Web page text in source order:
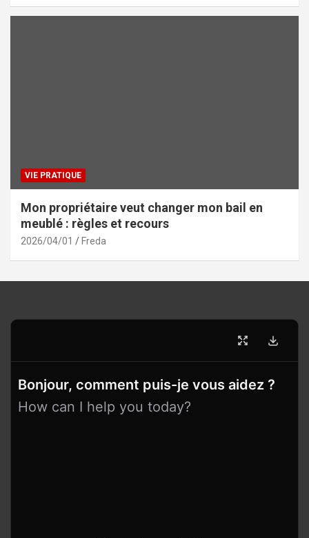
VIE PRATIQUE
Mon propriétaire veut changer mon bail en
meublé : règles et recours
2026/04/01 Freda
Bonjour, comment puis-je vous aidez ?
How can I help you today?